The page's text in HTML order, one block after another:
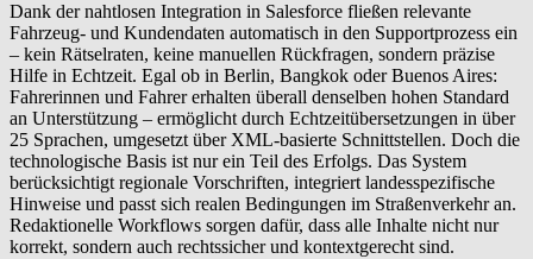
Dank der nahtlosen Integration in Salesforce fließen relevante
Fahrzeug- und Kundendaten automatisch in den Supportprozess ein
– kein Rätselraten, keine manuellen Rückfragen, sondern präzise
Hilfe in Echtzeit. Egal ob in Berlin, Bangkok oder Buenos Aires:
Fahrerinnen und Fahrer erhalten überall denselben hohen Standard
an Unterstützung – ermöglicht durch Echtzeitübersetzungen in über
25 Sprachen, umgesetzt über XML-basierte Schnittstellen. Doch die
technologische Basis ist nur ein Teil des Erfolgs. Das System
berücksichtigt regionale Vorschriften, integriert landesspezifische
Hinweise und passt sich realen Bedingungen im Straßenverkehr an.
Redaktionelle Workflows sorgen dafür, dass alle Inhalte nicht nur
korrekt, sondern auch rechtssicher und kontextgerecht sind.